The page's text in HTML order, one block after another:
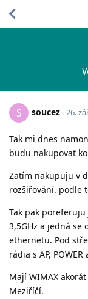
S soucez 26.
Tak mi dnes
budu nakupovat
Zatím nakupuju v
rozšiřování. podle
Tak pak
3,5GHz a jedná se
ethernetu. Pod
rádia s AP,
Mají WIMAX
Meziříčí.